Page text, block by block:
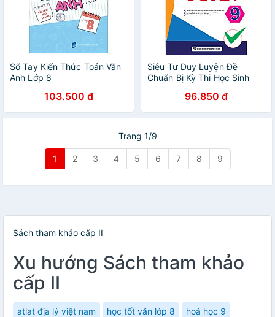
Sổ Tay Kiến Thức Toán Văn
Anh Lớp 8
103.500 đ
Siêu Tư Duy Luyện Đề
Chuẩn Bị Kỳ Thi Học Sinh
96.850 đ
Trang 1/9
1 2 3 4 5 6 7 8 9
Sách tham khảo cấp II
Xu hướng Sách tham khảo
cấp II
atlat địa lý việt nam học tốt văn lớp 8 hoá học 9